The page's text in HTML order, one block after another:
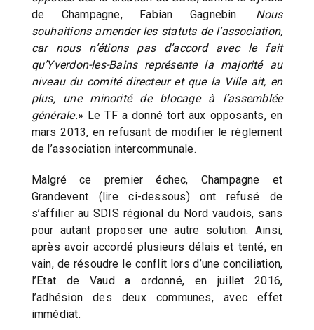
de Champagne, Fabian Gagnebin. Nous
souhaitions amender les statuts de l’association,
car nous n’étions pas d’accord avec le fait
qu’Yverdon-les-Bains représente la majorité au
niveau du comité directeur et que la Ville ait, en
plus, une minorité de blocage à l’assemblée
générale.» Le TF a donné tort aux opposants, en
mars 2013, en refusant de modifier le règlement
de l’association intercommunale.
Malgré ce premier échec, Champagne et
Grandevent (lire ci-dessous) ont refusé de
s’affilier au SDIS régional du Nord vaudois, sans
pour autant proposer une autre solution. Ainsi,
après avoir accordé plusieurs délais et tenté, en
vain, de résoudre le conflit lors d’une conciliation,
l’Etat de Vaud a ordonné, en juillet 2016,
l’adhésion des deux communes, avec effet
immédiat.